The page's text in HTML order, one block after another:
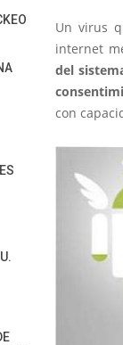
Un virus
internet
del
con